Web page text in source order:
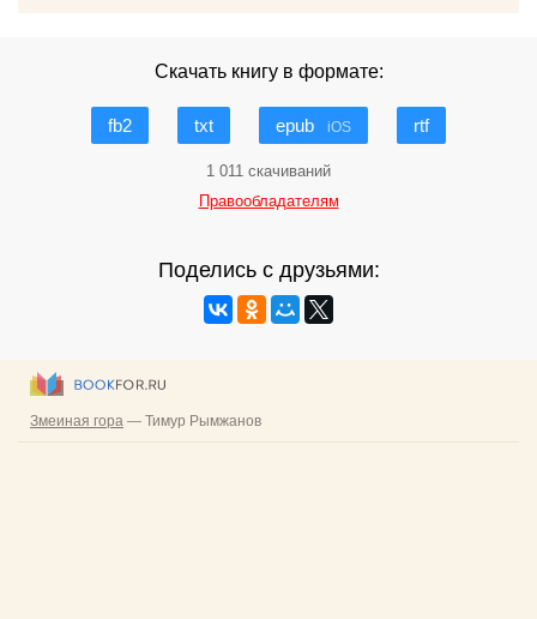
Скачать книгу в формате:
fb2 txt epub iOS rtf
1 011 скачиваний
Правообладателям
Поделись с друзьями: